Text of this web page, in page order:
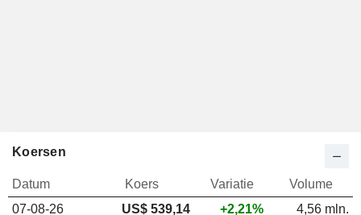
Koersen
Datum Koers Variatie
Volume
07-08-26
US$ 539,14 +2,21%
4,56 mln.